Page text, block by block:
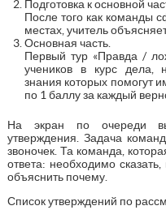
Подготовка к основной
После того как команды
местах, учитель
Основная часть.
Первый тур «Правда /
учеников в курс дела,
знания которых помогут
по 1 баллу за каждый
На экран по очереди
утверждения. Задача
звоночек. Та команда,
ответа: необходимо
объяснить почему.
Список утверждений по